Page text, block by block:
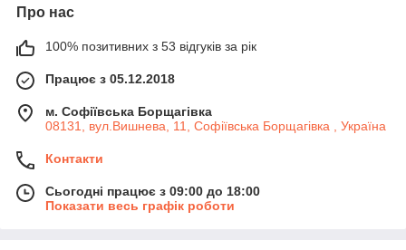
Про нас
100% позитивних з 53 відгуків за рік
Працює з 05.12.2018
м. Софіївська Борщагівка
08131, вул.Вишнева, 11, Софіївська Борщагівка , Україна
Контакти
Сьогодні працює з 09:00 до 18:00
Показати весь графік роботи